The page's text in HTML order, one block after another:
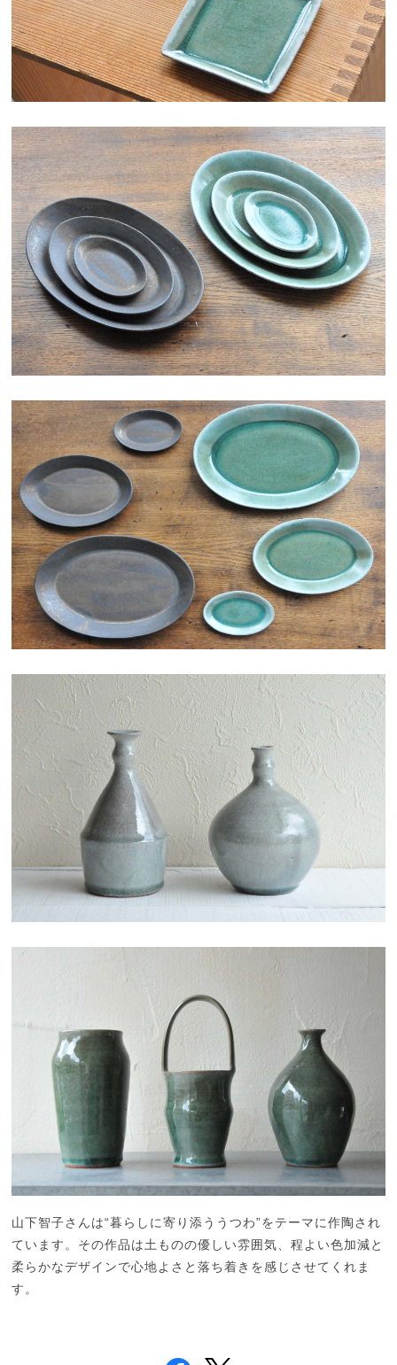
山下智子さんは“暮らしに寄り添ううつわ”をテーマに作陶され
ています。その作品は土ものの優しい雰囲気、程よい色加減と
柔らかなデザインで心地よさと落ち着きを感じさせてくれま
す。